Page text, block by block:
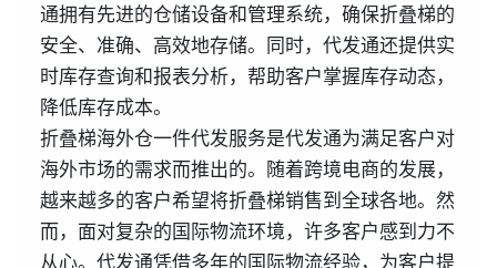
通拥有先进的仓储设备和管理系统，确保折叠梯的
安全、准确、高效地存储。同时，代发通还提供实
时库存查询和报表分析，帮助客户掌握库存动态，
降低库存成本。
折叠梯海外仓一件代发服务是代发通为满足客户对
海外市场的需求而推出的。随着跨境电商的发展，
越来越多的客户希望将折叠梯销售到全球各地。然
而，面对复杂的国际物流环境，许多客户感到力不
从心。代发通凭借多年的国际物流经验，为客户提